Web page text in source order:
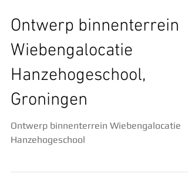
Ontwerp binnenterrein
Wiebengalocatie
Hanzehogeschool,
Groningen
Ontwerp binnenterrein Wiebengalocatie